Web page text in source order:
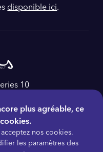
disponible ici.
10
86 60
plus agréable, ce
nos cookies.
les paramètres des